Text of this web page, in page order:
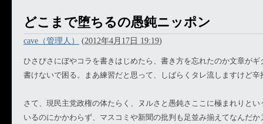
どこまで堕ちるの愚鈍ニッポン
cave（管理人） (2012年4月17日 19:19)
ひさびさにぼやコラを書きはじめたら、書き方を忘れたのか文章がギ
書けないで困る。まあ練習だと思って、しばらくタレ流しますけど辛
さて、現民主党政権の体たらく、ヌルさと愚鈍さここに極まれりと
いるのにかかわらず、マスコミや新聞の批判も足並み揃えてなんだ